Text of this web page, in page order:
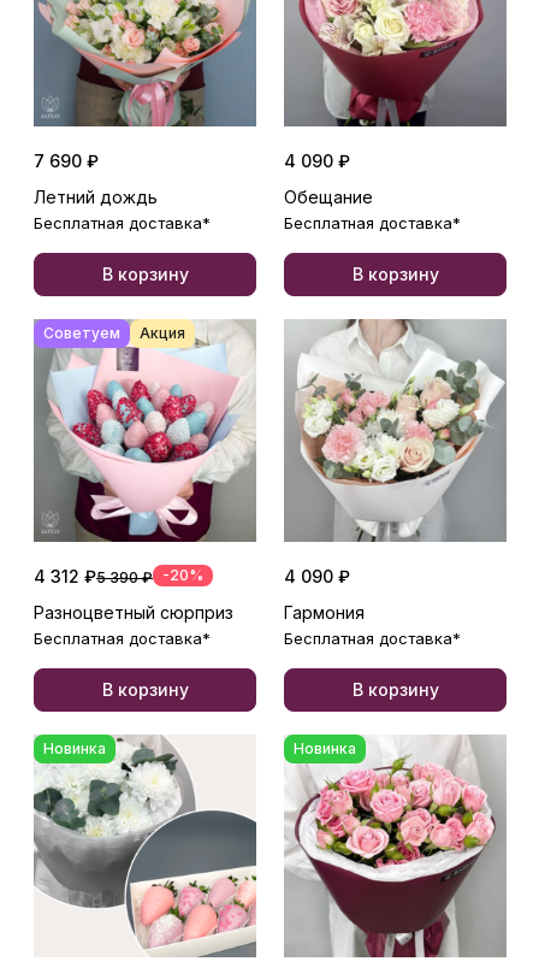
7 690 ₽
Летний дождь
Бесплатная доставка*
В корзину
4 090 ₽
Обещание
Бесплатная доставка*
В корзину
Советуем Акция
4 312 ₽5 390 ₽ -20%
Разноцветный сюрприз
Бесплатная доставка*
В корзину
4 090 ₽
Гармония
Бесплатная доставка*
В корзину
Новинка Новинка